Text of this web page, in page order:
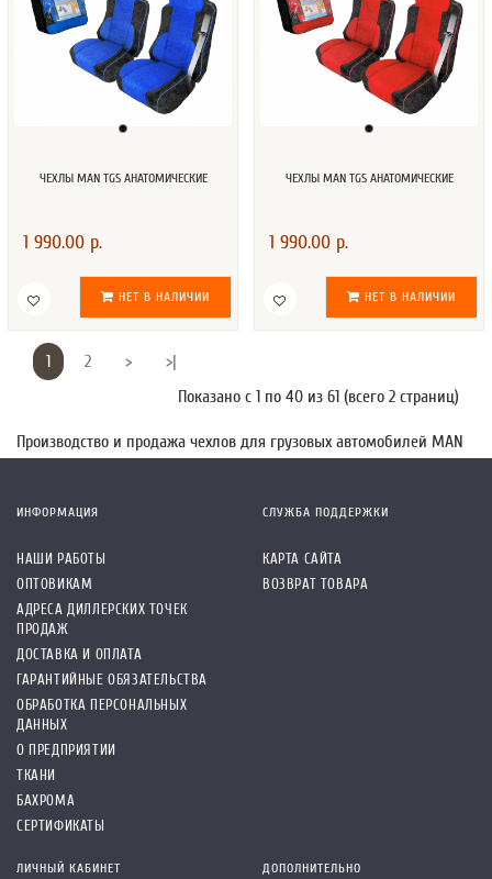
ЧЕХЛЫ MAN TGS АНАТОМИЧЕСКИЕ
1 990.00 р.
НЕТ В НАЛИЧИИ
ЧЕХЛЫ MAN TGS АНАТОМИЧЕСКИЕ
1 990.00 р.
НЕТ В НАЛИЧИИ
1 2 >
>|
Показано с 1 по 40 из 61 (всего 2 страниц)
Производство и продажа чехлов для грузовых автомобилей MAN
ИНФОРМАЦИЯ
НАШИ РАБОТЫ
ОПТОВИКАМ
АДРЕСА ДИЛЛЕРСКИХ ТОЧЕК
ПРОДАЖ
ДОСТАВКА И ОПЛАТА
ГАРАНТИЙНЫЕ ОБЯЗАТЕЛЬСТВА
ОБРАБОТКА ПЕРСОНАЛЬНЫХ
ДАННЫХ
О ПРЕДПРИЯТИИ
ТКАНИ
БАХРОМА
СЕРТИФИКАТЫ
СЛУЖБА ПОДДЕРЖКИ
КАРТА САЙТА
ВОЗВРАТ ТОВАРА
ЛИЧНЫЙ КАБИНЕТ ДОПОЛНИТЕЛЬНО